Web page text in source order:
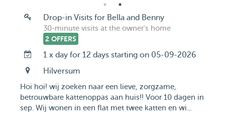
Drop-in Visits for Bella and Benny
30-minute visits at the owner's home
2 OFFERS
1 x day for 12 days starting on 05-09-2026
Hilversum
Hoi hoi! wij zoeken naar een lieve, zorgzame,
betrouwbare kattenoppas aan huis!! Voor 10 dagen in
sep. Wij wonen in een flat met twee katten en wi...